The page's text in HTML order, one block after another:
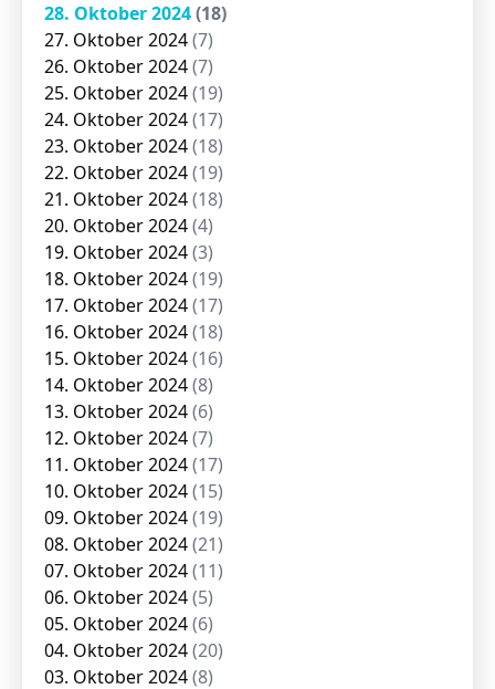
28. Oktober 2024(18)
27. Oktober 2024(7)
26. Oktober 2024(7)
25. Oktober 2024(19)
24. Oktober 2024(17)
23. Oktober 2024(18)
22. Oktober 2024(19)
21. Oktober 2024(18)
20. Oktober 2024(4)
19. Oktober 2024(3)
18. Oktober 2024(19)
17. Oktober 2024(17)
16. Oktober 2024(18)
15. Oktober 2024(16)
14. Oktober 2024(8)
13. Oktober 2024(6)
12. Oktober 2024(7)
11. Oktober 2024(17)
10. Oktober 2024(15)
09. Oktober 2024(19)
08. Oktober 2024(21)
07. Oktober 2024(11)
06. Oktober 2024(5)
05. Oktober 2024(6)
04. Oktober 2024(20)
03. Oktober 2024(8)